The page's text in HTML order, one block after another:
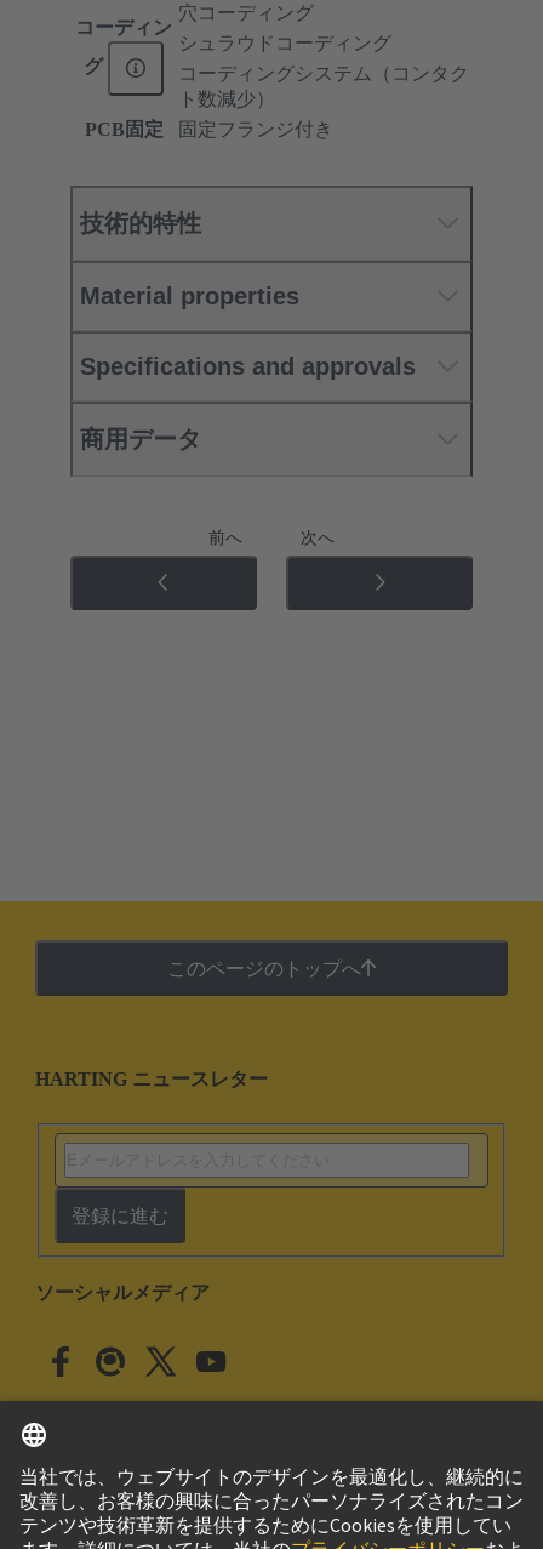
コーディン
グ
穴コーディング
シュラウドコーディング
コーディングシステム（コンタク
ト数減少）
PCB固定
固定フランジ付き
技術的特性
Material properties
Specifications and approvals
商用データ
前へ 次へ
このページのトップへ
HARTING ニュースレター
登録に進む
ソーシャルメディア
日本 日本語